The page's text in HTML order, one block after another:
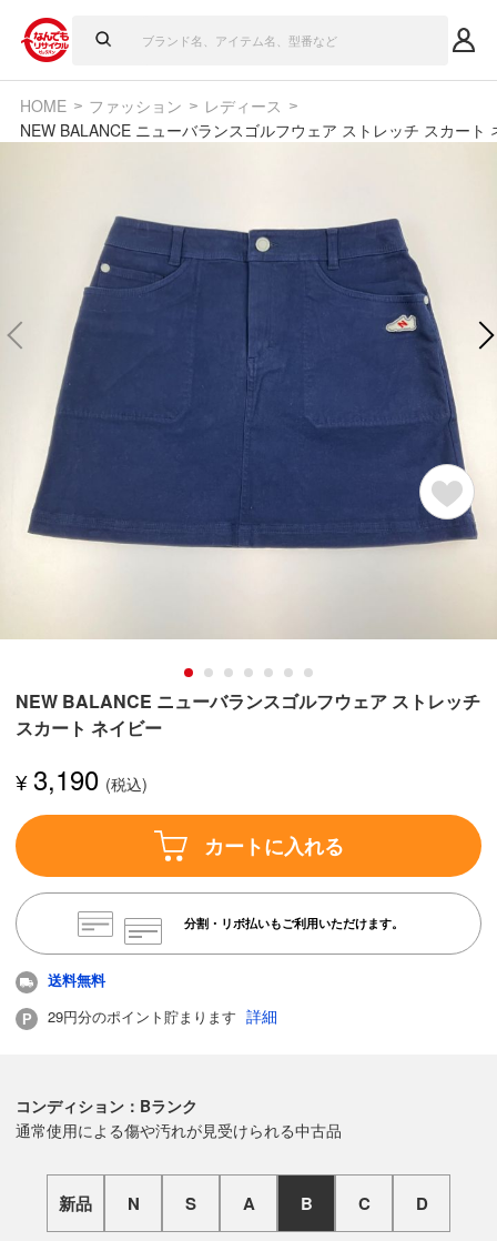
HOME ファッション
レディース
NEW BALANCE ニューバランスゴルフウェア ストレッチ スカート
NEW BALANCE ニューバランスゴルフウェア ストレッチ
スカート ネイビー
¥ 3,190
カートに入れる
分割・リボ払いもご利用いただけます。
送料無料
29円分のポイント貯まります 詳細
コンディション：Bランク
通常使用による傷や汚れが見受けられる中古品
新品 N S A B C D